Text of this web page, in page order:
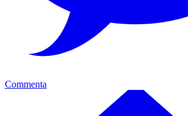
Commenta